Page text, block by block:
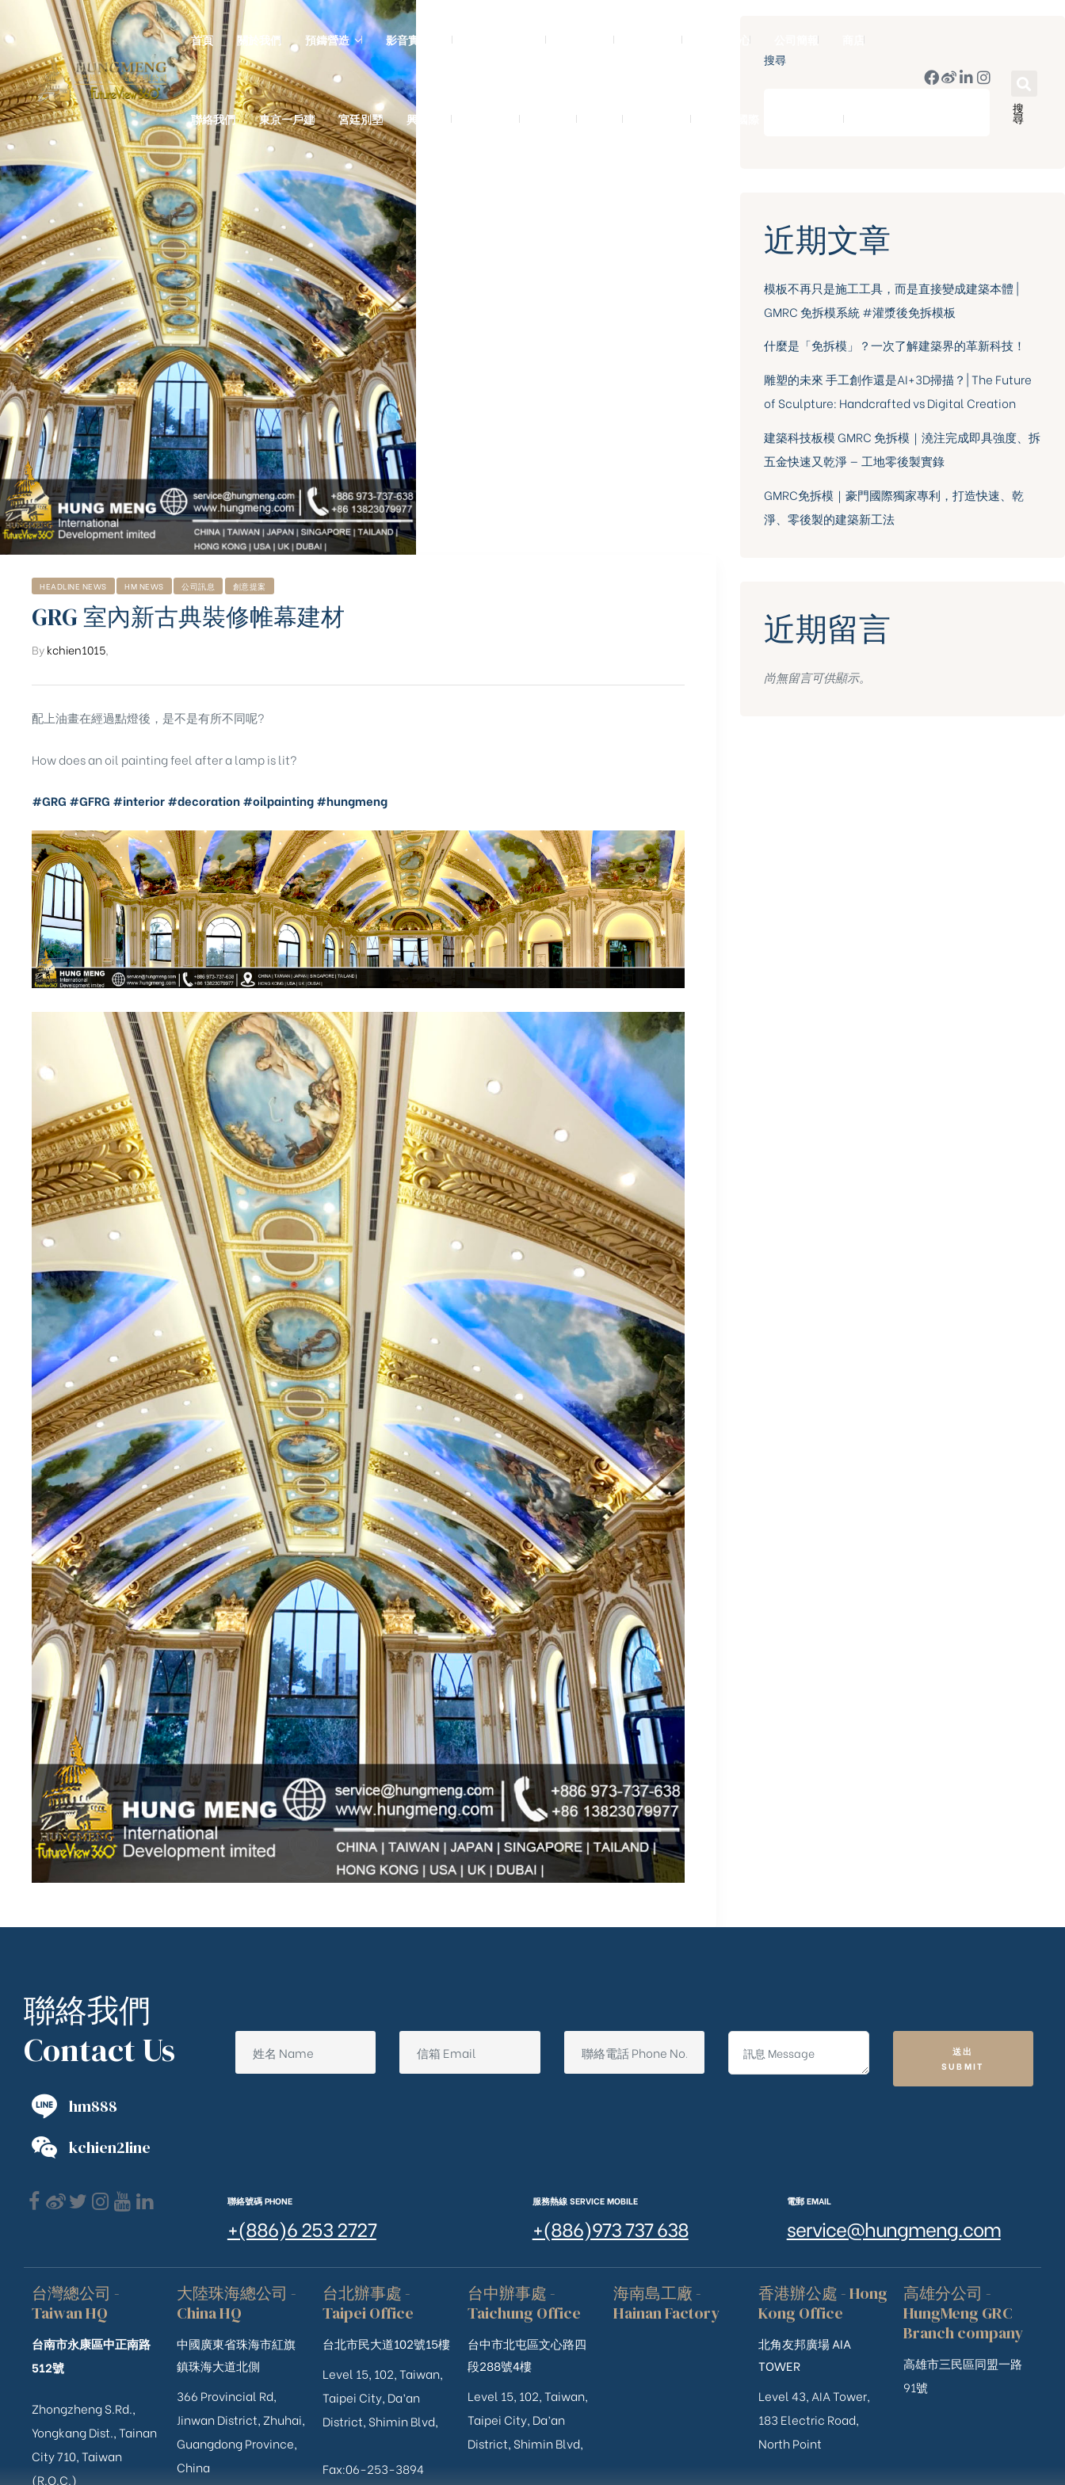
首頁 關於我們 預鑄營造 影音實體投影 3D數位設計院 規劃設計 工程實績 新聞中心 公司簡報 商店
聯絡我們 東京一戶建 宮廷別墅 興墅12戶 法式御墅 購物車 結帳 我的帳號 豪門國際 ｜ 50週年里程碑
HEADLINE NEWS HM NEWS 公司訊息 創意提案
GRG 室內新古典裝修帷幕建材
Bykchien1015,
配上油畫在經過點燈後，是不是有所不同呢?
How does an oil painting feel after a lamp is lit?
#GRG #GFRG #interior#decoration#oilpainting#hungmeng
搜尋
搜
尋
近期文章
模板不再只是施工工具，而是直接變成建築本體 |
GMRC 免拆模系統 #灌漿後免拆模板
什麼是「免拆模」？一次了解建築界的革新科技！
雕塑的未來 手工創作還是AI+3D掃描？| The Future
of Sculpture: Handcrafted vs Digital Creation
建築科技板模 GMRC 免拆模｜澆注完成即具強度、拆
五金快速又乾淨 — 工地零後製實錄
GMRC免拆模｜豪門國際獨家專利，打造快速、乾
淨、零後製的建築新工法
近期留言
尚無留言可供顯示。
聯絡我們
Contact Us
hm888
kchien2line
送出
SUBMIT
聯絡號碼 PHONE
+(886)6 253 2727
服務熱線 SERVICE MOBILE
+(886)973 737 638
電郵 EMAIL
service@hungmeng.com
台灣總公司 -
Taiwan HQ
台南市永康區中正南路
512號
Zhongzheng S.Rd.,
Yongkang Dist., Tainan
City 710, Taiwan
(R.O.C.)
大陸珠海總公司 -
China HQ
中國廣東省珠海市紅旗
鎮珠海大道北側
366 Provincial Rd,
Jinwan District, Zhuhai,
Guangdong Province,
China
台北辦事處 -
Taipei Office
台北市民大道102號15樓
Level 15, 102, Taiwan,
Taipei City, Da’an
District, Shimin Blvd,
Fax:06-253-3894
台中辦事處 -
Taichung Office
台中市北屯區文心路四
段288號4樓
Level 15, 102, Taiwan,
Taipei City, Da’an
District, Shimin Blvd,
海南島工廠 -
Hainan Factory
香港辦公處 - Hong
Kong Office
北角友邦廣場 AIA
TOWER
Level 43, AIA Tower,
183 Electric Road,
North Point
高雄分公司 -
HungMeng GRC
Branch company
高雄市三民區同盟一路
91號